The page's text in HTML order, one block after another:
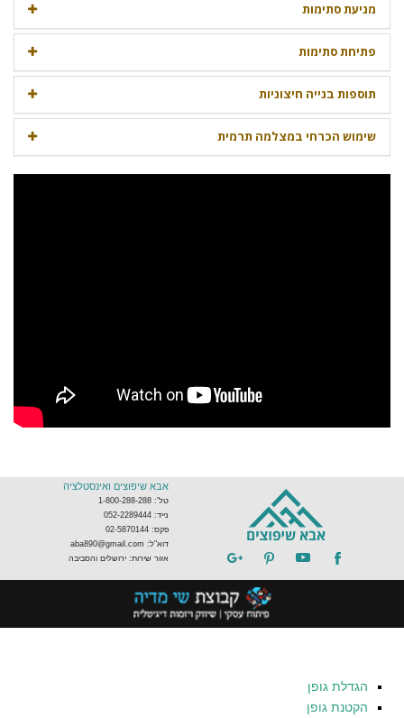
מניעת סתימות
פתיחת סתימות
תוספות בנייה חיצוניות
שימוש הכרחי במצלמה תרמית
אבא שיפוצים ואינסטלציה
טל': 1-800-288-288
נייד: 052-2289444
פקס: 02-5870144
דוא"ל: aba890@gmail.com
אזור שירות: ירושלים והסביבה
הגדלת גופן
הקטנת גופן